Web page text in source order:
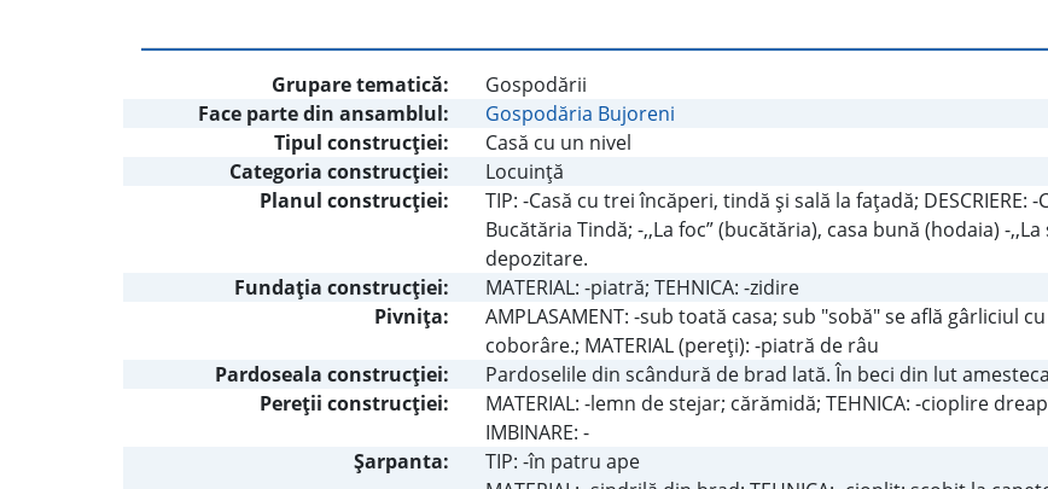
Grupare tematică:
Gospodării
Face parte din ansamblul:
Gospodăria Bujoreni
Tipul construcţiei:
Casă cu un nivel
Categoria construcţiei:
Locuinţă
Planul construcţiei:
TIP: -Casă cu trei încăperi, tindă şi sală la faţadă;
Bucătăria Tindă; -,,La foc” (bucătăria), casa bună (hodaia) -
depozitare.
Fundaţia construcţiei:
MATERIAL: -piatră; TEHNICA: -zidire
Pivniţa:
AMPLASAMENT: -sub toată casa; sub "sobă" se află gârliciul
coborâre.; MATERIAL (pereţi): -piatră de râu
Pardoseala construcţiei:
Pardoselile din scândură de brad lată. În beci din lut
Pereţii construcţiei:
MATERIAL: -lemn de stejar; cărămidă; TEHNICA: -cioplire
IMBINARE: -
Şarpanta:
TIP: -în patru ape